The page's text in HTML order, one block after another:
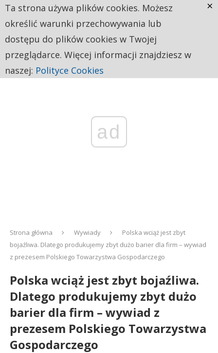
ad
Strona główna Wywiady
Polska wciąż jest zbyt
bojaźliwa. Dlatego produkujemy zbyt dużo barier dla firm – wywiad
z prezesem Polskiego Towarzystwa Gospodarczego
Polska wciąż jest zbyt bojaźliwa.
Dlatego produkujemy zbyt dużo
barier dla firm – wywiad z
prezesem Polskiego Towarzystwa
Gospodarczego
Ta strona używa plików cookies. Możesz
określić warunki przechowywania lub
dostępu do plików cookies w Twojej
przeglądarce. Więcej informacji znajdziesz w
naszej: Polityce Cookies
×